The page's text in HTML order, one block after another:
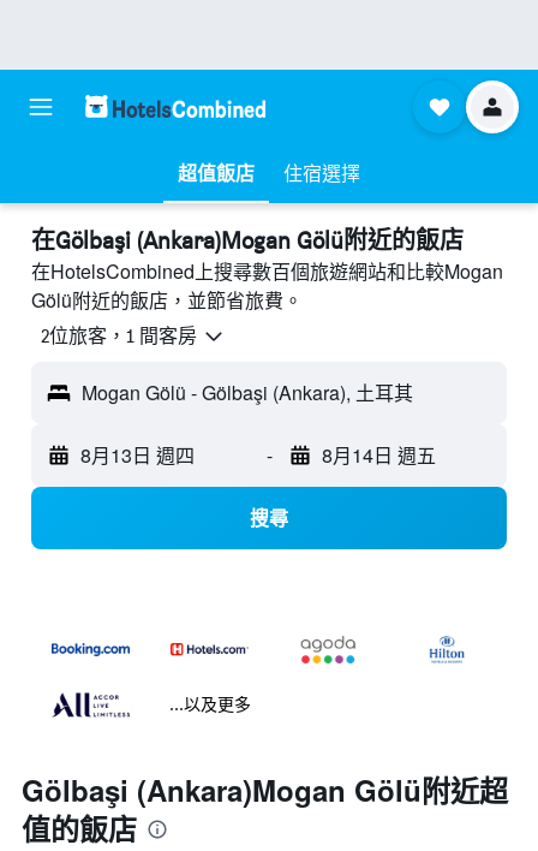
超值飯店 住宿選擇
​在Gölbaşi (Ankara)Mogan Gölü附近​的飯店
在HotelsCombined上搜尋數百個旅遊網站和比較Mogan
Gölü附近的飯店，並節省旅費。
2位旅客，1 間客房
Mogan Gölü - Gölbaşi (Ankara), 土耳其
8月13日 週四 - 8月14日 週五
搜尋
...以及更多
Gölbaşi (Ankara)Mogan Gölü附近超
值的飯店